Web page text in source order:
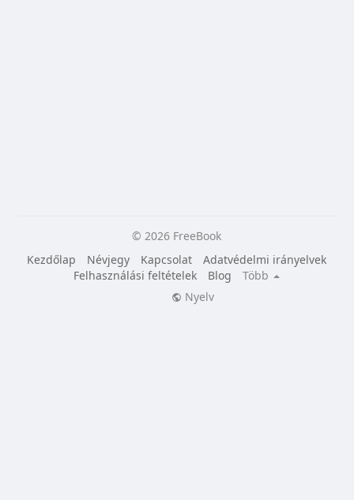
© 2026 FreeBook
Kezdőlap
Névjegy Kapcsolat
Adatvédelmi irányelvek
Felhasználási feltételek
Blog
Több
Nyelv